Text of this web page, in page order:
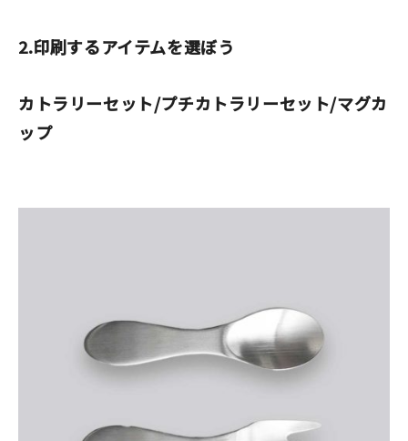
2.印刷するアイテムを選ぼう
カトラリーセット/プチカトラリーセット/マグカ
ップ